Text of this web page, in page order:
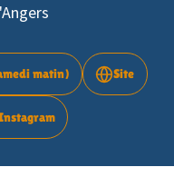
matin) Site